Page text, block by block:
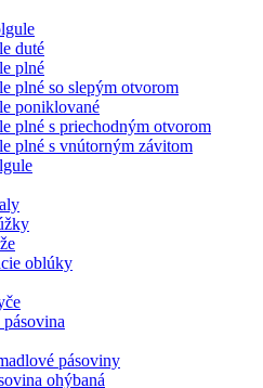
duté
plné
plné so slepým otvorom
poniklované
plné s priechodným otvorom
plné s vnútorným závitom
oblúky
pásoviny
ohýbaná